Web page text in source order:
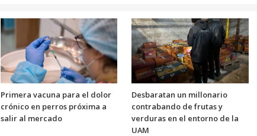
Primera vacuna para el dolor
crónico en perros próxima a
salir al mercado
Desbaratan un millonario
contrabando de frutas y
verduras en el entorno de la
UAM